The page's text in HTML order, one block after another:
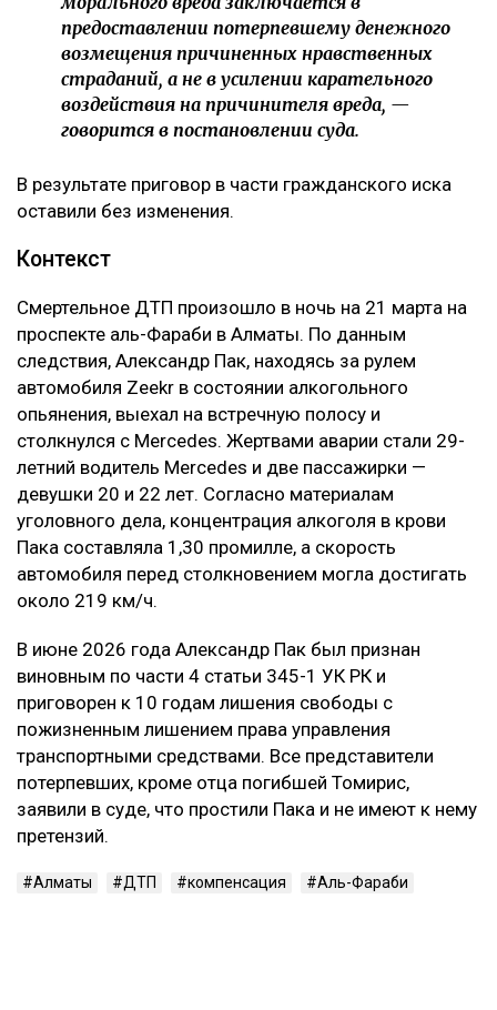
дополнительное наказание для виновного.
– Компенсация морального вреда не является
мерой уголовной ответственности и не
может рассматриваться как способ усиления
дополнительного воздействия на
причинителя вреда. Назначение компенсации
предоставлении потерпевшему денежного
страданий, а не в усилении карательного
воздействия на причинителя вреда, —
говорится в постановлении суда.
В результате приговор в части гражданского иска
оставили без изменения.
Контекст
Смертельное ДТП произошло в ночь на 21 марта на
проспекте аль-Фараби в Алматы. По данным
следствия, Александр Пак, находясь за рулем
опьянения, выехал на встречную полосу и
столкнулся с Mercedes. Жертвами аварии стали 29-
летний водитель Mercedes и две пассажирки —
девушки 20 и 22 лет. Согласно материалам
уголовного дела, концентрация алкоголя в крови
Пака составляла 1,30 промилле, а скорость
автомобиля перед столкновением могла достигать
около 219 км/ч.
В июне 2026 года Александр Пак был признан